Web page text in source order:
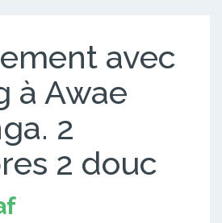
avec
à Awae
2
2 douc